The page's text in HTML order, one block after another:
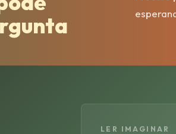
LER IMAGINAR